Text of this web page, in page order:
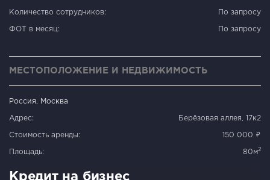
Количество сотрудников: По запросу
ФОТ в месяц: По запросу
МЕСТОПОЛОЖЕНИЕ И НЕДВИЖИМОСТЬ
Россия, Москва
Адрес: Берёзовая аллея, 17к2
Стоимость аренды: 150 000 ₽
Площадь: 80м2
Кредит на бизнес